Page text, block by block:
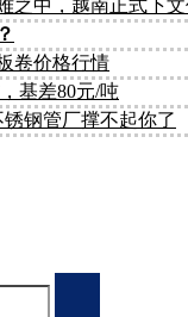
之中，越南正式下
卷价格行情
基差80元/吨
锈钢管厂撑不起你了